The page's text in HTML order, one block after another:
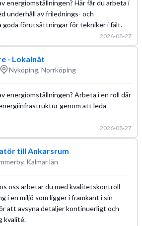
energiomställningen? Här får du arbeta i
underhåll av frilednings- och
goda förutsättningar för tekniker i fält.
2026-08-27
- Lokalnät
Nyköping, Norrköping
energiomställningen? Arbeta i en roll där
genom att leda
2026-08-27
till Ankarsrum
Kalmar län
oss arbetar du med kvalitetskontroll
i en miljö som ligger i framkant i sin
att avsyna detaljer kontinuerligt och
kvalité.